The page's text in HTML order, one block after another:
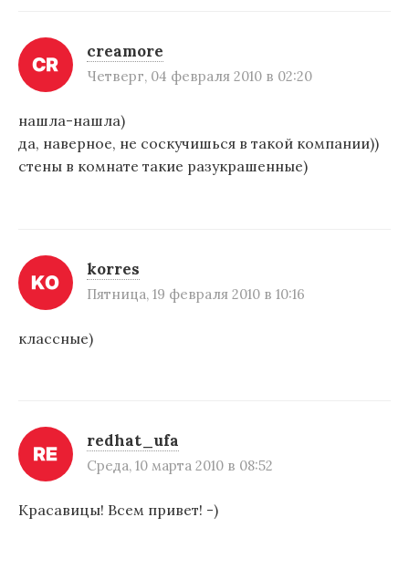
creamore
Четверг, 04 февраля 2010 в 02:20
нашла-нашла)
да, наверное, не соскучишься в такой компании))
стены в комнате такие разукрашенные)
korres
Пятница, 19 февраля 2010 в 10:16
классные)
redhat_ufa
Среда, 10 марта 2010 в 08:52
Красавицы! Всем привет! -)